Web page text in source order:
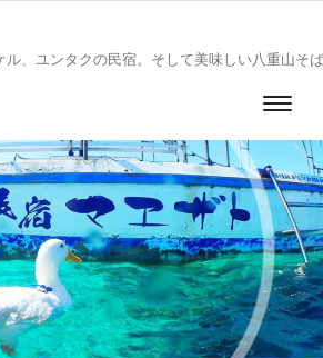
ル、ユンタクの民宿。そして美味しい八重山そ